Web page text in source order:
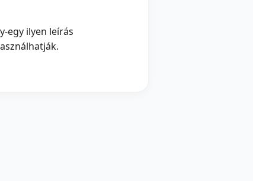
egy ilyen leírás